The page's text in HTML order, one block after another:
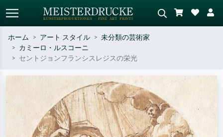
標準検索
– 例：モネ、星月夜、印象派、北
斎の波、ヌード。
緑の草原、赤の多い抽象画、暗い
油絵、木のそばの立ち姿のヌー
ド。
ホーム アート スタイル
未分類の芸術家
カミーロ・ルスコーニ
セントジョンフランシスレジスの栄光